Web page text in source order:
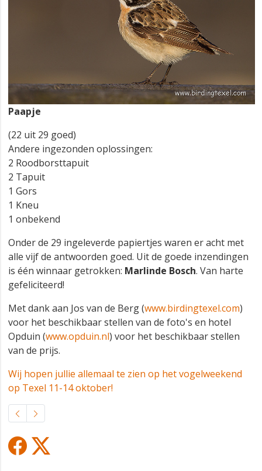
Paapje
(22 uit 29 goed)
Andere ingezonden oplossingen:
2 Roodborsttapuit
2 Tapuit
1 Gors
1 Kneu
1 onbekend
Onder de 29 ingeleverde papiertjes waren er acht met
alle vijf de antwoorden goed. Uit de goede inzendingen
is één winnaar getrokken: Marlinde Bosch. Van harte
gefeliciteerd!
Met dank aan Jos van de Berg (www.birdingtexel.com)
voor het beschikbaar stellen van de foto's en hotel
Opduin (www.opduin.nl) voor het beschikbaar stellen
van de prijs.
Wij hopen jullie allemaal te zien op het vogelweekend
op Texel 11-14 oktober!